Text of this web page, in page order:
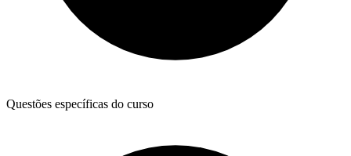
Questões específicas do curso